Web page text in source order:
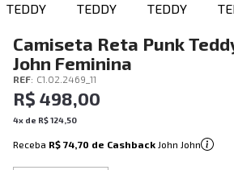
Camiseta Reta Punk
John Feminina
REF: C1.02.2469_11
R$ 498,00
4x de R$124 50
Receba R$ 74,70 de Cashback John John